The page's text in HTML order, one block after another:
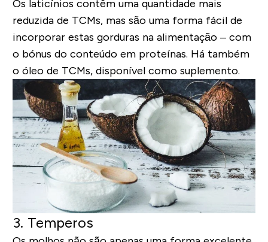
Os laticínios contêm uma quantidade mais
reduzida de TCMs, mas são uma forma fácil de
incorporar estas gorduras na alimentação – com
o bónus do conteúdo em proteínas. Há também
o óleo de TCMs, disponível como suplemento.
3. Temperos